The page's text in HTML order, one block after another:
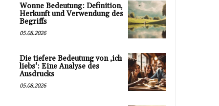
Wonne Bedeutung: Definition,
Herkunft und Verwendung des
Begriffs
05.08.2026
Die tiefere Bedeutung von ‚ich
liebs‘: Eine Analyse des
Ausdrucks
05.08.2026